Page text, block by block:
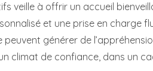
veille à offrir un accueil
et une prise en charge
peuvent générer de
climat de confiance, dans un